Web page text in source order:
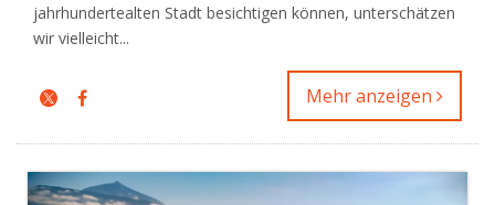
jahrhundertealten Stadt besichtigen können, unterschätzen
wir vielleicht...
Mehr anzeigen